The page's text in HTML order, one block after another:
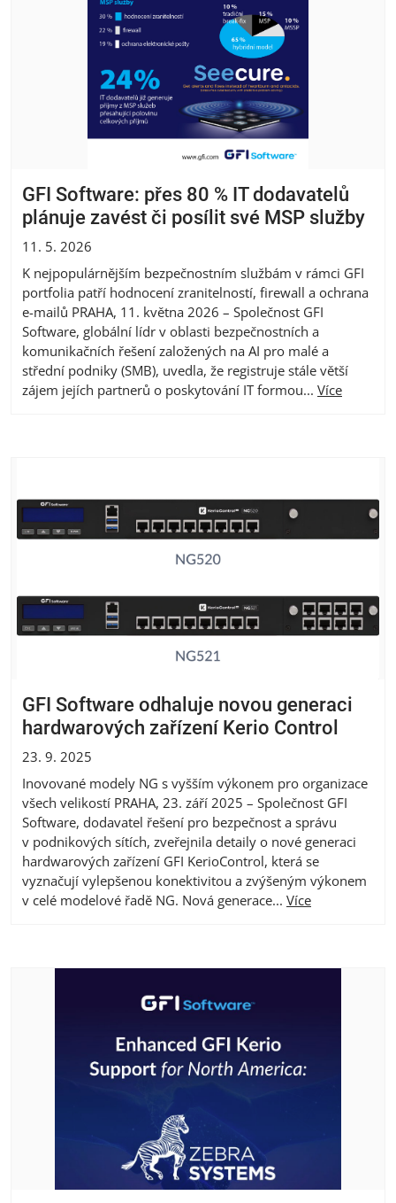
GFI Software: přes 80 % IT dodavatelů
plánuje zavést či posílit své MSP služby
11. 5. 2026
K nejpopulárnějším bezpečnostním službám v rámci GFI
portfolia patří hodnocení zranitelností, firewall a ochrana
e-mailů PRAHA, 11. května 2026 – Společnost GFI
Software, globální lídr v oblasti bezpečnostních a
komunikačních řešení založených na AI pro malé a
střední podniky (SMB), uvedla, že registruje stále větší
zájem jejích partnerů o poskytování IT formou... Více
GFI Software odhaluje novou generaci
hardwarových zařízení Kerio Control
23. 9. 2025
Inovované modely NG s vyšším výkonem pro organizace
všech velikostí PRAHA, 23. září 2025 – Společnost GFI
Software, dodavatel řešení pro bezpečnost a správu
v podnikových sítích, zveřejnila detaily o nové generaci
hardwarových zařízení GFI KerioControl, která se
vyznačují vylepšenou konektivitou a zvýšeným výkonem
v celé modelové řadě NG. Nová generace... Více